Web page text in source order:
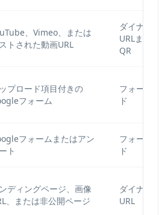
、Vimeo、または
トされた動画URL
ダイナミッ
URLまたは
QR
プロード項目付きの
フォーム
フォームQR
ド
フォームまたはアン
ト
フォームQR
ド
ディングページ、画像
、または非公開ページ
ダイナミッ
URL